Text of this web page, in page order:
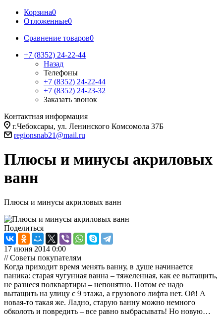
Корзина0
Отложенные0
Сравнение товаров0
+7 (8352) 24-22-44
Назад
Телефоны
+7 (8352) 24-22-44
+7 (8352) 24-23-32
Заказать звонок
Контактная информация
г.Чебоксары, ул. Ленинского Комсомола 37Б
regionsnab21@mail.ru
Плюсы и минусы акриловых
ванн
Плюсы и минусы акриловых ванн
Поделиться
17 июня 2014 0:00
// Советы покупателям
Когда приходит время менять ванну, в душе начинается
паника: старая чугунная ванна – тяжеленная, как ее вытащить,
не разнеся полквартиры – непонятно. Потом ее надо
вытащить на улицу с 9 этажа, а грузового лифта нет. Ой! А
новая-то такая же. Ладно, старую ванну можно немного
обколоть и повредить – все равно выбрасывать! Но новую…